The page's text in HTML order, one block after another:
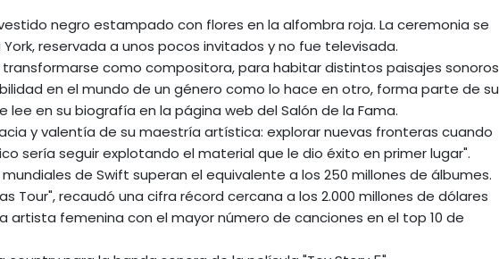
negro estampado con flores en la alfombra roja. La ceremonia se
reservada a unos pocos invitados y no fue televisada.
como compositora, para habitar distintos paisajes sonoros
en el mundo de un género como lo hace en otro, forma parte de su
lee en su biografía en la página web del Salón de la Fama.
y valentía de su maestría artística: explorar nuevas fronteras cuando
sería seguir explotando el material que le dio éxito en primer lugar".
de Swift superan el equivalente a los 250 millones de álbumes.
Tour", recaudó una cifra récord cercana a los 2.000 millones de dólares
artista femenina con el mayor número de canciones en el top 10 de